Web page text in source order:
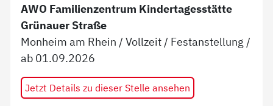
AWO Familienzentrum Kindertagesstätte
Grünauer Straße
Monheim am Rhein /Vollzeit / Festanstellung /
ab 01.09.2026
Jetzt Details zu dieser Stelle ansehen